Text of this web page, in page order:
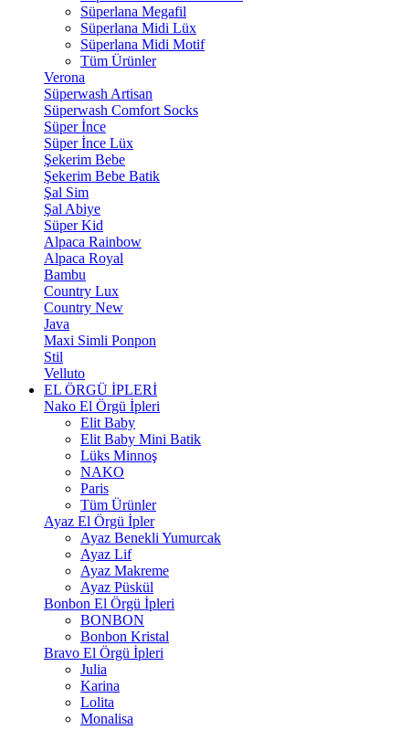
Süperlana Megafil
Süperlana Midi Lüx
Süperlana Midi Motif
Tüm Ürünler
Verona
Süperwash Artisan
Süperwash Comfort Socks
Süper İnce
Süper İnce Lüx
Şekerim Bebe
Şekerim Bebe Batik
Şal Sim
Şal Abiye
Süper Kid
Alpaca Rainbow
Alpaca Royal
Bambu
Country Lux
Country New
Java
Maxi Simli Ponpon
Stil
Velluto
EL ÖRGÜ İPLERİ
Nako El Örgü İpleri
Elit Baby
Elit Baby Mini Batik
Lüks Minnoş
NAKO
Paris
Tüm Ürünler
Ayaz El Örgü İpler
Ayaz Benekli Yumurcak
Ayaz Lif
Ayaz Makreme
Ayaz Püskül
Bonbon El Örgü İpleri
BONBON
Bonbon Kristal
Bravo El Örgü İpleri
Julia
Karina
Lolita
Monalisa